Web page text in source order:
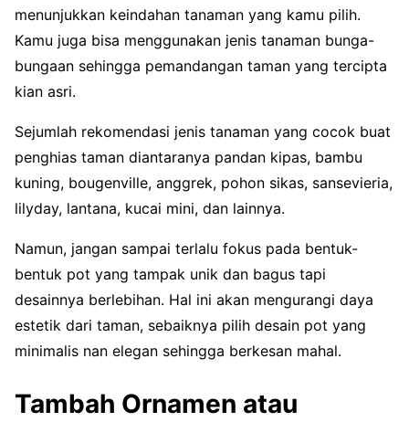
menunjukkan keindahan tanaman yang kamu pilih.
Kamu juga bisa menggunakan jenis tanaman bunga-
bungaan sehingga pemandangan taman yang tercipta
kian asri.
Sejumlah rekomendasi jenis tanaman yang cocok buat
penghias taman diantaranya pandan kipas, bambu
kuning, bougenville, anggrek, pohon sikas, sansevieria,
lilyday, lantana, kucai mini, dan lainnya.
Namun, jangan sampai terlalu fokus pada bentuk-
bentuk pot yang tampak unik dan bagus tapi
desainnya berlebihan. Hal ini akan mengurangi daya
estetik dari taman, sebaiknya pilih desain pot yang
minimalis nan elegan sehingga berkesan mahal.
Tambah Ornamen atau